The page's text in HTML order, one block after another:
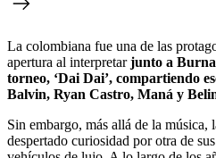
La colombiana fue una de las
apertura al interpretarjunto a
torneo, ‘Dai Dai’, compartiendo
Balvin, Ryan Castro, Maná y
Sin embargo, más allá de la música,
despertado curiosidad por otra de